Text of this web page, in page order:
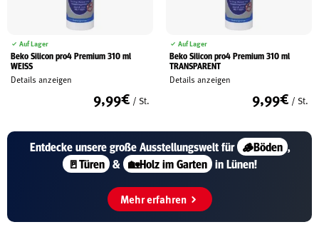
Auf Lager
Beko Silicon pro4 Premium 310 ml
WEISS
Details anzeigen
9,99€ / St.
Auf Lager
Beko Silicon pro4 Premium 310 ml
TRANSPARENT
Details anzeigen
9,99€ / St.
Entdecke unsere großeAusstellungswelt für 🪵Böden ,
🚪Türen & 🏡Holz im Garten in Lünen!
Mehr erfahren